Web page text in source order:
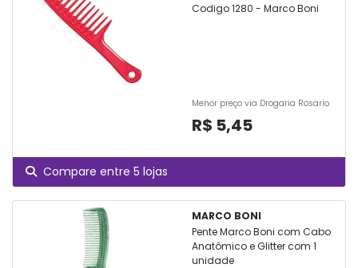
Codigo 1280 - Marco Boni
Menor preço via Drogaria Rosario
R$ 5,45
Compare entre 5 lojas
MARCO BONI
Pente Marco Boni com Cabo
Anatômico e Glitter com 1
unidade